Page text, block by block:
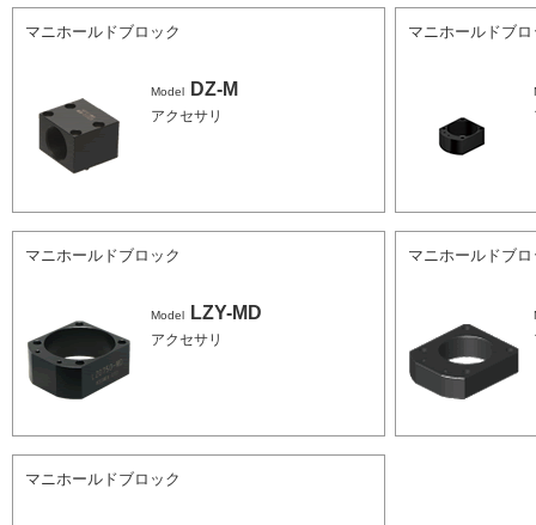
マニホールドブロック
Model DZ-M
アクセサリ
マニホールドブロ
マニホールドブロック
Model LZY-MD
アクセサリ
マニホールドブロ
マニホールドブロック